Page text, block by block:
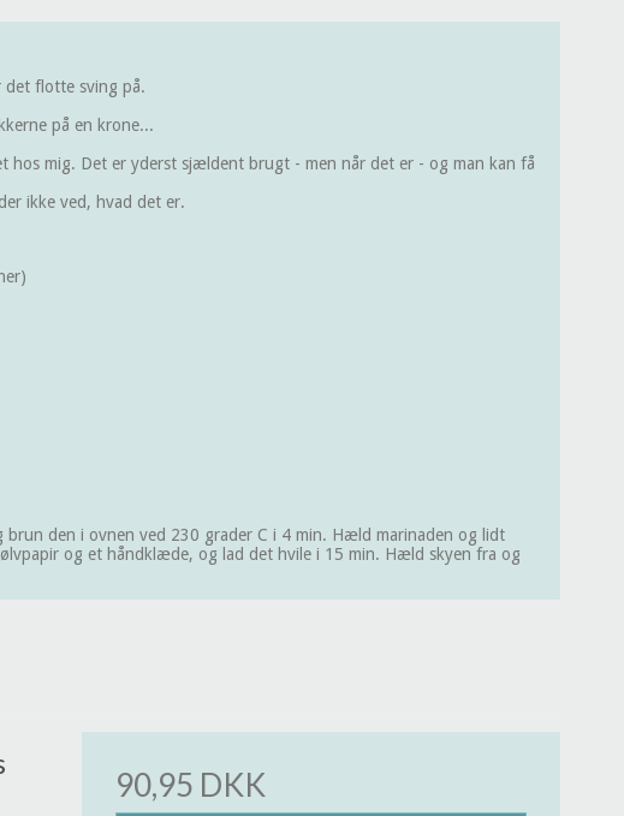
det flotte sving på.
på en krone...
hos mig. Det er yderst sjældent brugt - men når det er - og man kan få
ikke ved, hvad det er.
den i ovnen ved 230 grader C i 4 min. Hæld marinaden og lidt
og et håndklæde, og lad det hvile i 15 min. Hæld skyen fra og
90,95 DKK